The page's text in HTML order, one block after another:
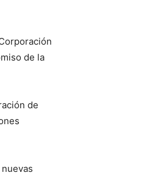
de la
de